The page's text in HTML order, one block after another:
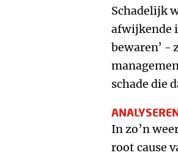
Schadelijk
afwijkende
bewaren’ -
schade die
In zo’n
root cause